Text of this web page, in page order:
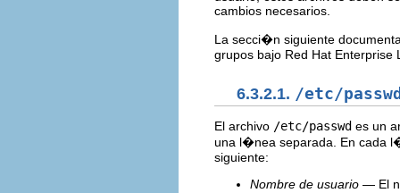
cambios necesarios.
La secci�n siguiente
grupos bajo Red Hat Enterprise
6.3.2.1. /etc/
El archivo /etc/passwd es un
una l�nea separada. En cada
siguiente:
Nombre de usuario — El